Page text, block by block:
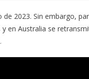
de 2023. Sin embargo,
en Australia se